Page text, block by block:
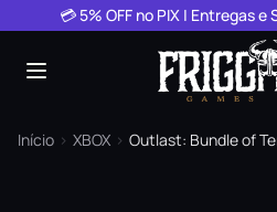
Pular para o conteúdo
💳 5% OFF no PIX | Entregas
Início › XBOX › Outlast: Bundle of